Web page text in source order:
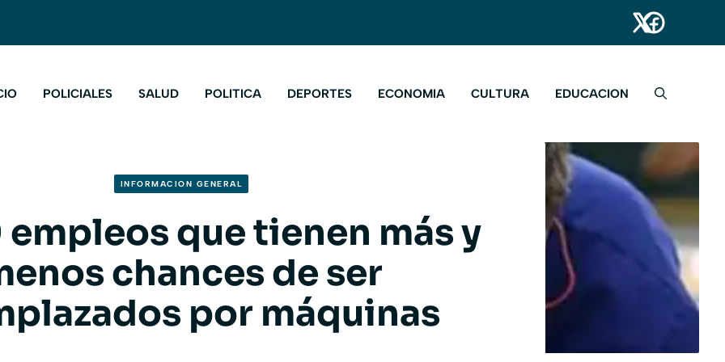
POLICIALES SALUD POLITICA DEPORTES ECONOMIA CULTURA EDUCACION
INFORMACION GENERAL
empleos que tienen más y
chances de ser
por máquinas